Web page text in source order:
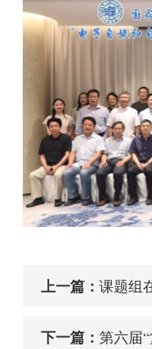
上一篇： 课题组
域应力
下一篇： 第六届